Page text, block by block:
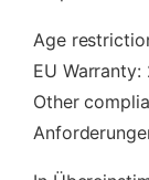
Age
EU Warranty:
Other